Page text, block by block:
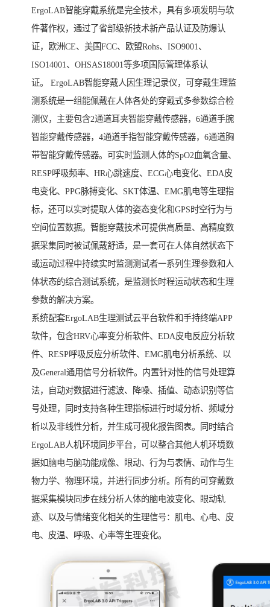
ErgoLAB智能穿戴系统是完全技术，具有多项发明与软
件著作权，通过了省部级新技术新产品认证及防爆认
证，欧洲CE、美国FCC、欧盟Rohs、ISO9001、
ISO14001、OHSAS18001等多项国际管理体系认
证。 ErgoLAB智能穿戴人因生理记录仪，可穿戴生理监
测系统是一组能佩戴在人体各处的穿戴式多参数综合检
测仪，主要包含2通道耳夹智能穿戴传感器，6通道手腕
智能穿戴传感器，4通道手指智能穿戴传感器，6通道胸
带智能穿戴传感器。可实时监测人体的SpO2血氧含量、
RESP呼吸频率、HR心跳速度、ECG心电变化、EDA皮
电变化、PPG脉搏变化、SKT体温、EMG肌电等生理指
标，还可以实时提取人体的姿态变化和GPS时空行为与
空间位置数据。智能穿戴技术可提供高质量、高精度数
据采集同时被试佩戴舒适，是一套可在人体自然状态下
或运动过程中持续实时监测测试者一系列生理参数和人
体状态的综合测试系统，是监测长时程运动状态和生理
参数的解决方案。
系统配套ErgoLAB生理测试云平台软件和手持终端APP
软件，包含HRV心率变分析软件、EDA皮电反应分析软
件、RESP呼吸反应分析软件、EMG肌电分析系统、以
及General通用信号分析软件。内置针对性的信号处理算
法，自动对数据进行滤波、降噪、插值、动态识别等信
号处理，同时支持各种生理指标进行时域分析、频域分
析以及非线性分析，并生成可视化报告图表。同时结合
ErgoLAB人机环境同步平台，可以整合其他人机环境数
据如脑电与脑功能成像、眼动、行为与表情、动作与生
物力学、物理环境，并进行同步分析。所有的可穿戴数
据采集模块同步在线分析人体的脑电波变化、眼动轨
迹、以及与情绪变化相关的生理信号：肌电、心电、皮
电、皮温、呼吸、心率等生理变化。